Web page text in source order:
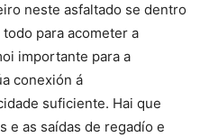
neste asfaltado se dentro
para acometer a
importante para a
conexión á
suficiente. Hai que
e as saídas de regadío e